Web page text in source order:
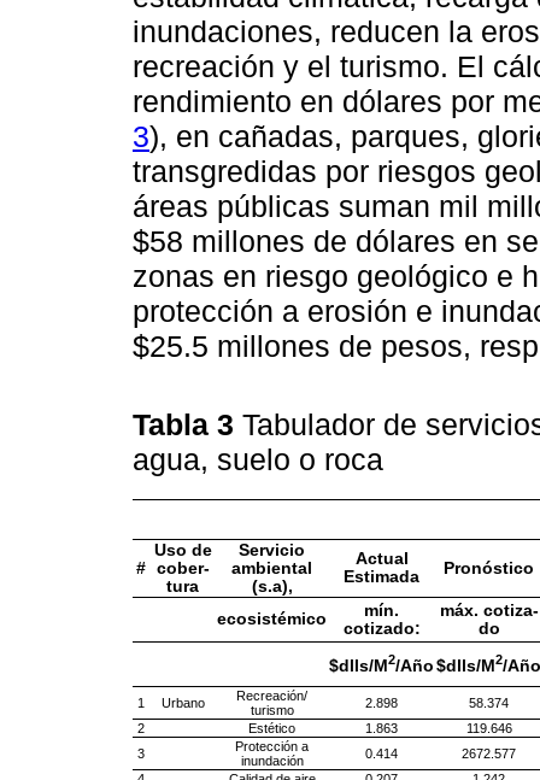
inundaciones, reducen la
recreación y el turismo. El
rendimiento en dólares por
3), en cañadas, parques,
transgredidas por riesgos
áreas públicas suman mil
$58 millones de dólares en
zonas en riesgo geológico e
protección a erosión e
$25.5 millones de pesos,
Tabla 3 Tabulador de
agua, suelo o roca
#
Uso de
cober-
tura
Servicio
ambiental
(s.a),
Actual
Estimada
Pronóstico
ecosistémico
mín.
cotizado:
máx. cotiza-
do
$dlls/M 2/Año $dlls/M 2/Año
1 Urbano
Recreación/
turismo
2.898
58.374
2
Estético 1.863
119.646
3
Protección a
inundación
0.414
2672.577